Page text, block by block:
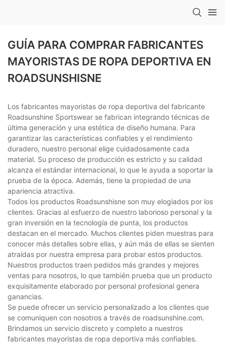
GUÍA PARA COMPRAR FABRICANTES
MAYORISTAS DE ROPA DEPORTIVA EN
ROADSUNSHISNE
Los fabricantes mayoristas de ropa deportiva del fabricante
Roadsunshine Sportswear se fabrican integrando técnicas de
última generación y una estética de diseño humana. Para
garantizar las características confiables y el rendimiento
duradero, nuestro personal elige cuidadosamente cada
material. Su proceso de producción es estricto y su calidad
alcanza el estándar internacional, lo que le ayuda a soportar la
prueba de la época. Además, tiene la propiedad de una
apariencia atractiva.
Todos los productos Roadsunshisne son muy elogiados por los
clientes. Gracias al esfuerzo de nuestro laborioso personal y la
gran inversión en la tecnología de punta, los productos
destacan en el mercado. Muchos clientes piden muestras para
conocer más detalles sobre ellas, y aún más de ellas se sienten
atraídas por nuestra empresa para probar estos productos.
Nuestros productos traen pedidos más grandes y mejores
ventas para nosotros, lo que también prueba que un producto
exquisitamente elaborado por personal profesional genera
ganancias.
Se puede ofrecer un servicio personalizado a los clientes que
se comuniquen con nosotros a través de roadsunshine.com.
Brindamos un servicio discreto y completo a nuestros
fabricantes mayoristas de ropa deportiva más confiables.